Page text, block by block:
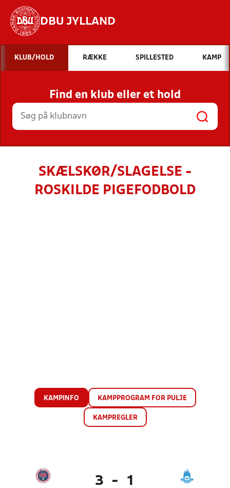
DBU JYLLAND
Hvad vil du søge efter?
INDHOLD OG NYHEDER
STILLINGER, RESULTATER, KLUBBER OG
HOLD
KLUB/HOLD RÆKKE SPILLESTED KAMP
Find en klub eller et hold
SKÆLSKØR/SLAGELSE -
ROSKILDE PIGEFODBOLD
KAMPINFO KAMPPROGRAM FOR PULJE
KAMPREGLER
3 - 1